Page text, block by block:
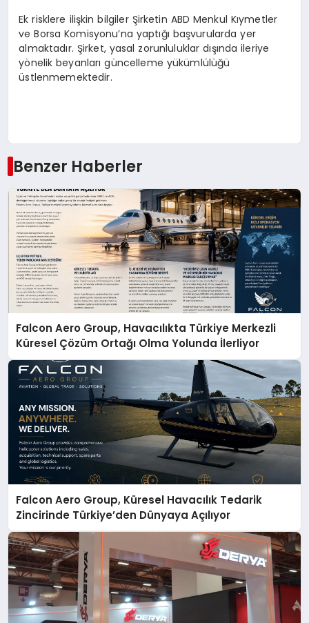
Ek risklere ilişkin bilgiler Şirketin ABD Menkul Kıymetler
ve Borsa Komisyonu’na yaptığı başvurularda yer
almaktadır. Şirket, yasal zorunluluklar dışında ileriye
yönelik beyanları güncelleme yükümlülüğü
üstlenmemektedir.
Benzer Haberler
Falcon Aero Group, Havacılıkta Türkiye Merkezli
Küresel Çözüm Ortağı Olma Yolunda İlerliyor
Falcon Aero Group, Küresel Havacılık Tedarik
Zincirinde Türkiye’den Dünyaya Açılıyor